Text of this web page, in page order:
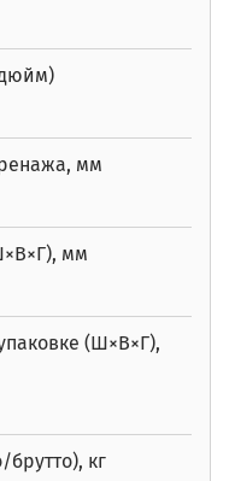
мм
мм
(Ш×В×Г),
брутто), кг